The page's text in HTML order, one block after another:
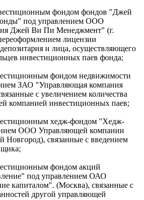
фондом фондов "Джей
под управлением ООО
Джей Ви Пи Менеджмент" (г.
лицензии
и лица, осуществляющего
инвестиционных паев фонда;
фондом недвижимости
ЗАО "Управляющая компания
с увеличением количества
компанией инвестиционных паев;
хедж-фондом "Хедж-
ООО Управляющей компании
Новгород), связанные с введением
фондом акций
под управлением ОАО
капиталом". (Москва), связанные с
другой управляющей